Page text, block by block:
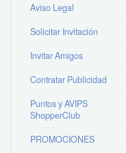
Aviso Legal
Solicitar Invitación
Invitar Amigos
Contratar Publicidad
Puntos y AVIPS
ShopperClub
PROMOCIONES